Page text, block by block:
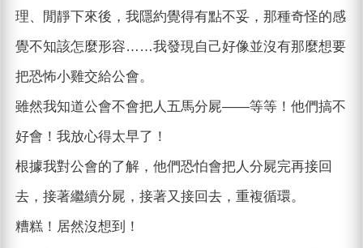
理、閒靜下來後，我隱約覺得有點不妥，那種奇怪的感
覺不知該怎麼形容……我發現自己好像並沒有那麼想要
把恐怖小雞交給公會。
雖然我知道公會不會把人五馬分屍——等等！他們搞不
好會！我放心得太早了！
根據我對公會的了解，他們恐怕會把人分屍完再接回
去，接著繼續分屍，接著又接回去，重複循環。
糟糕！居然沒想到！